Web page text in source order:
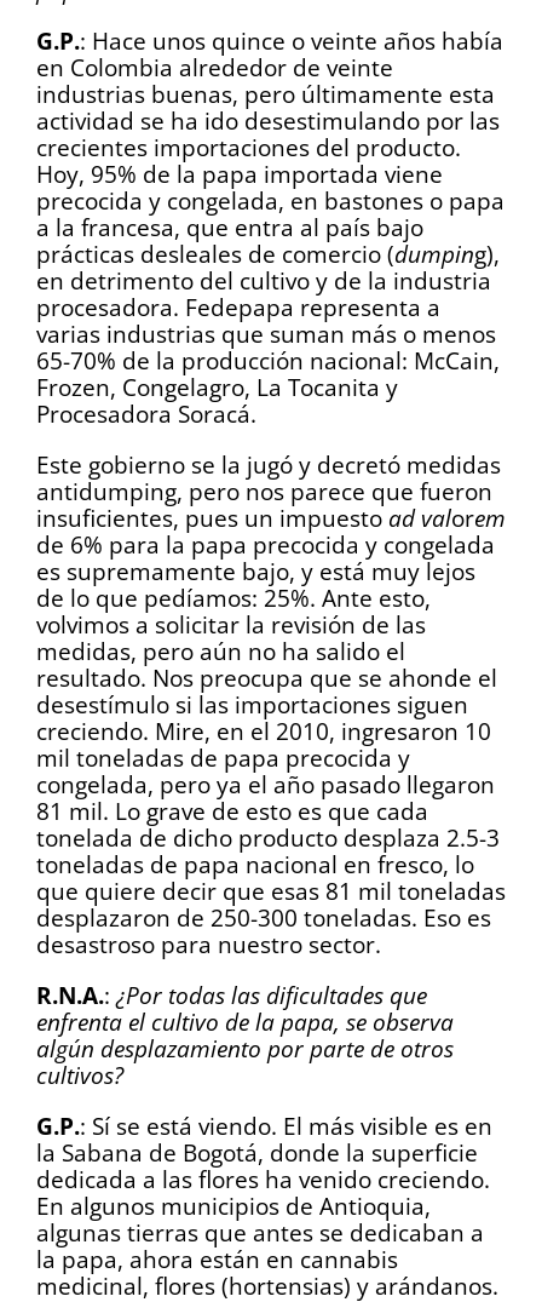
G.P.: Hace unos quince o veinte años había
en Colombia alrededor de veinte
industrias buenas, pero últimamente esta
actividad se ha ido desestimulando por las
crecientes importaciones del producto.
Hoy, 95% de la papa importada viene
precocida y congelada, en bastones o papa
a la francesa, que entra al país bajo
prácticas desleales de comercio (dumping),
en detrimento del cultivo y de la industria
procesadora. Fedepapa representa a
varias industrias que suman más o menos
65-70% de la producción nacional: McCain,
Frozen, Congelagro, La Tocanita y
Procesadora Soracá.
Este gobierno se la jugó y decretó medidas
antidumping, pero nos parece que fueron
insuficientes, pues un impuesto ad valorem
de 6% para la papa precocida y congelada
es supremamente bajo, y está muy lejos
de lo que pedíamos: 25%. Ante esto,
volvimos a solicitar la revisión de las
medidas, pero aún no ha salido el
resultado. Nos preocupa que se ahonde el
desestímulo si las importaciones siguen
creciendo. Mire, en el 2010, ingresaron 10
mil toneladas de papa precocida y
congelada, pero ya el año pasado llegaron
81 mil. Lo grave de esto es que cada
tonelada de dicho producto desplaza 2.5-3
toneladas de papa nacional en fresco, lo
que quiere decir que esas 81 mil toneladas
desplazaron de 250-300 toneladas. Eso es
desastroso para nuestro sector.
R.N.A.: ¿Por todas las dificultades que
enfrenta el cultivo de la papa, se observa
algún desplazamiento por parte de otros
cultivos?
G.P.: Sí se está viendo. El más visible es en
la Sabana de Bogotá, donde la superficie
dedicada a las flores ha venido creciendo.
En algunos municipios de Antioquia,
algunas tierras que antes se dedicaban a
la papa, ahora están en cannabis
medicinal, flores (hortensias) y arándanos.